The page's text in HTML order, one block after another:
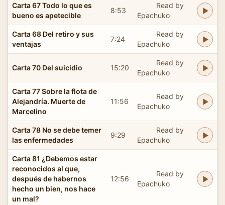
Carta 67 Todo lo que es
bueno es apetecible
8:53
Read by
Epachuko
Carta 68 Del retiro y sus
ventajas
7:24
Read by
Epachuko
Carta 70 Del suicidio 15:20
Read by
Epachuko
Carta 77 Sobre la flota de
Alejandría. Muerte de
Marcelino
11:56
Read by
Epachuko
Carta 78 No se debe temer
las enfermedades
9:29
Read by
Epachuko
Carta 81 ¿Debemos estar
reconocidos al que,
después de habernos
hecho un bien, nos hace
un mal?
12:56
Read by
Epachuko